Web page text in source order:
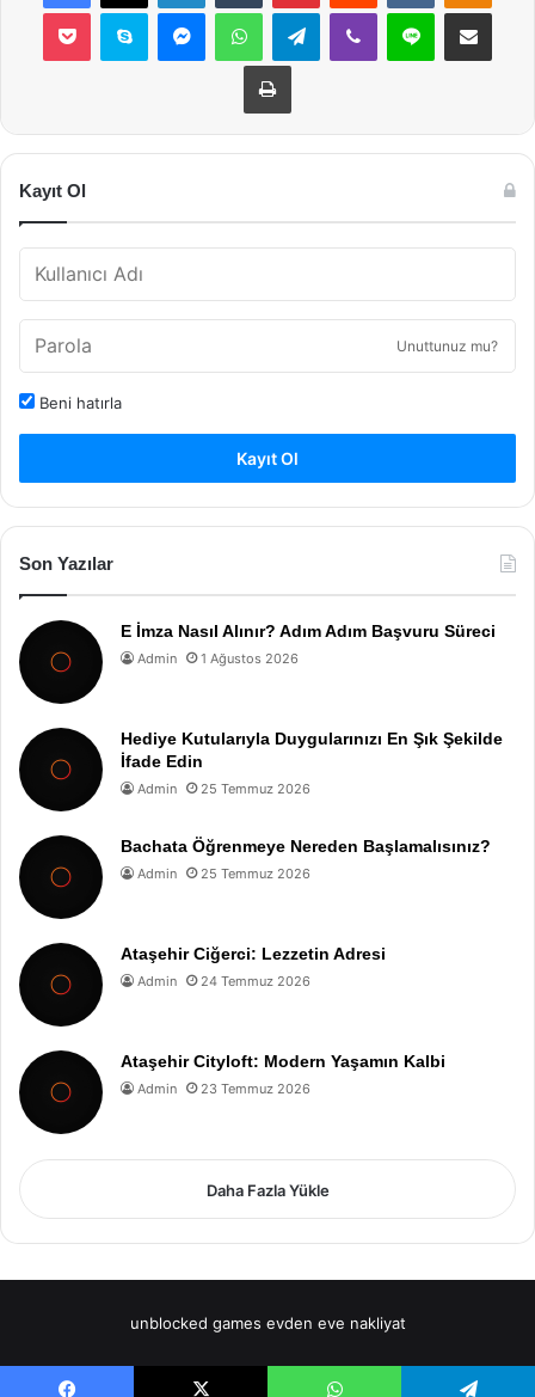
Pocket Skype MessengerWhatsAppTelegramViber Line E-Posta ile
Yazdır
Kayıt Ol
Unuttunuz mu?
Beni hatırla
Kayıt Ol
Son Yazılar
E İmza Nasıl Alınır? Adım Adım Başvuru Süreci
Admin 1 Ağustos 2026
Hediye Kutularıyla Duygularınızı En Şık Şekilde
İfade Edin
Admin 25 Temmuz 2026
Bachata Öğrenmeye Nereden Başlamalısınız?
Admin 25 Temmuz 2026
Ataşehir Ciğerci: Lezzetin Adresi
Admin 24 Temmuz 2026
Ataşehir Cityloft: Modern Yaşamın Kalbi
Admin 23 Temmuz 2026
Daha Fazla Yükle
unblocked games evden eve nakliyat